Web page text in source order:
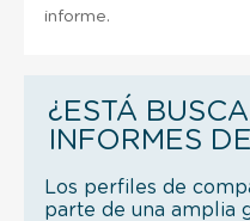
informe.
¿ESTÁ
INFORMES
Los perfiles de
parte de una amplia